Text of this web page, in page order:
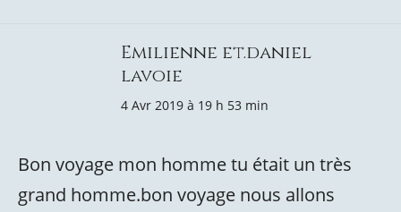
Emilienne et.daniel
lavoie
4 Avr 2019 à 19 h 53 min
Bon voyage mon homme tu était un très
grand homme.bon voyage nous allons